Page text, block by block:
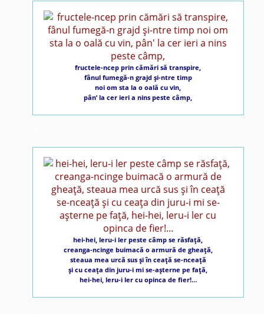
fructele-ncep prin cămări să transpire,
fânul fumegă-n grajd şi-ntre timp
noi om sta la o oală cu vin,
pân’ la cer ieri a nins peste câmp,
hei-hei, leru-i ler peste câmp se răsfaţă,
creanga-ncinge buimacă o armură de gheaţă,
steaua mea urcă sus şi în ceaţă se-nceaţă
şi cu ceaţa din juru-i mi se-aşterne pe faţă,
hei-hei, leru-i ler cu opinca de fier!…